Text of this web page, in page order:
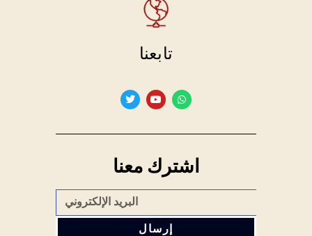
تابعنا
اشترك معنا
إرسال